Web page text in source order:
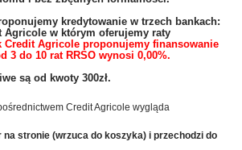
kredytowanie w trzech bankach:
Agricole w którym oferujemy raty
Credit Agricole proponujemy finansowanie
3 do 10 rat RRSO wynosi 0,00%.
są od kwoty 300zł.
Credit Agricole wygląda
stronie (wrzuca do koszyka) i przechodzi do